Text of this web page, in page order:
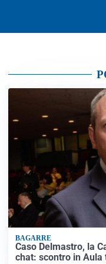
BAGARRE
Caso Delmastro, la
chat: scontro in